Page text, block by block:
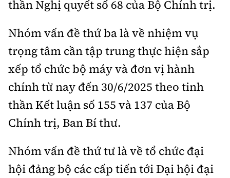
thần Nghị quyết số 68 của Bộ Chính trị.
Nhóm vấn đề thứ ba là về nhiệm vụ
trọng tâm cần tập trung thực hiện sắp
xếp tổ chức bộ máy và đơn vị hành
chính từ nay đến 30/6/2025 theo tinh
thần Kết luận số 155 và 137 của Bộ
Chính trị, Ban Bí thư.
Nhóm vấn đề thứ tư là về tổ chức đại
hội đảng bộ các cấp tiến tới Đại hội đại